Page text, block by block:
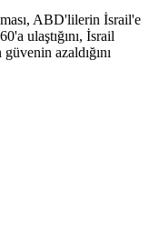
ABD'lilerin İsrail'e
ulaştığını, İsrail
azaldığını